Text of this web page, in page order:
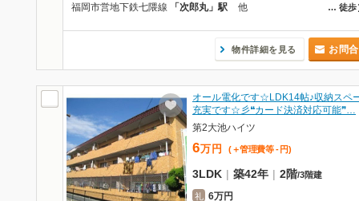
… 徒歩
福岡市営地下鉄七隈線 「次郎丸」駅 他
物件詳細を見る お問
オール電化です☆LDK14帖♪収納スペ
充実です☆彡❝カード決済対応可能❞…
第2大池ハイツ
6万 円 (＋管理費等 - 円)
3LDK | 築42年 | 2階/3階建
礼 6万円